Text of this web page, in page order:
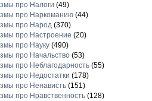
про Налоги (49)
про Наркоманию(44)
про Народ(370)
про Настроение (20)
про Науку(490)
про Начальство(53)
про Неблагодарность(55)
про Недостатки (178)
про Ненависть(151)
про Нравственность(128)